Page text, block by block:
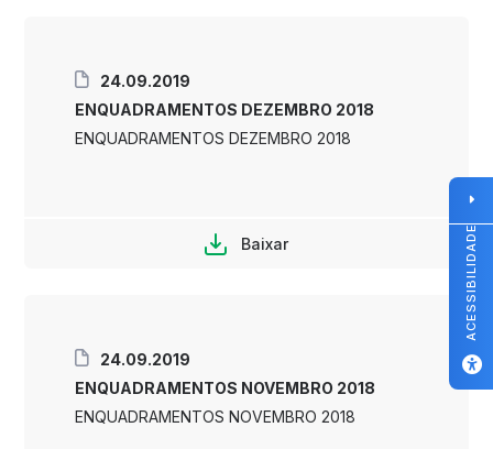
24.09.2019
ENQUADRAMENTOS DEZEMBRO 2018
ENQUADRAMENTOS DEZEMBRO 2018
Baixar
24.09.2019
ENQUADRAMENTOS NOVEMBRO 2018
ENQUADRAMENTOS NOVEMBRO 2018
ACESSIBILIDADE